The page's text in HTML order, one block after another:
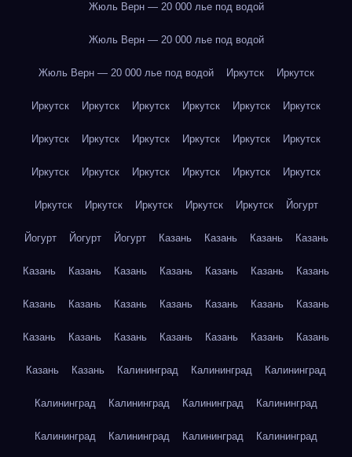
Жюль Верн — 20 000 лье под водой
Жюль Верн — 20 000 лье под водой
Жюль Верн — 20 000 лье под водой Иркутск Иркутск
Иркутск Иркутск Иркутск Иркутск Иркутск Иркутск
Иркутск Иркутск Иркутск Иркутск Иркутск Иркутск
Иркутск Иркутск Иркутск Иркутск Иркутск Иркутск
Иркутск Иркутск Иркутск Иркутск Иркутск Йогурт
Йогурт Йогурт Йогурт Казань Казань Казань Казань
Казань Казань Казань Казань Казань Казань Казань
Казань Казань Казань Казань Казань Казань Казань
Казань Казань Казань Казань Казань Казань Казань
Казань Казань Калининград Калининград Калининград
Калининград Калининград Калининград Калининград
Калининград Калининград Калининград Калининград